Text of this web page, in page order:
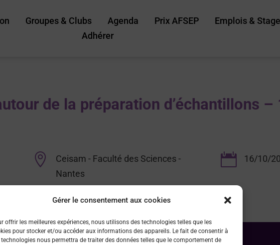
Gérer le consentement aux cookies
offrir les meilleures expériences, nous utilisons des technologies telles que les
pour stocker et/ou accéder aux informations des appareils. Le fait de consentir à
technologies nous permettra de traiter des données telles que le comportement de
Groupes & Clubs Agenda Prix AFSEP
Emplois &
Adhérer
de la préparation d’échantillons

Ceisam - Faculté des Sciences -
Nantes
 16/10/
Liens utiles